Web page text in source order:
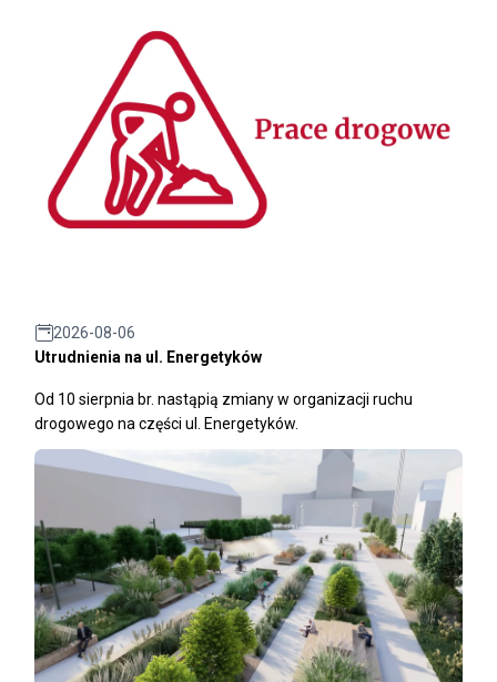
2026-08-06
Utrudnienia na ul. Energetyków
Od 10 sierpnia br. nastąpią zmiany w organizacji ruchu
drogowego na części ul. Energetyków.